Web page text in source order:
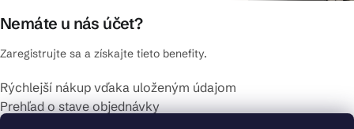
Nemáte u nás účet?
Zaregistrujte sa a získajte tieto benefity.
Rýchlejší nákup vďaka uloženým údajom
Prehľad o stave objednávky